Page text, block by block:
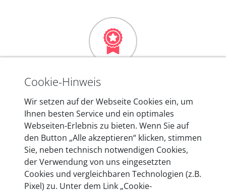
Mehr als 10 Jahre Erfahrung
In den Kfz-Diagnosegeräten von autoaid stecken
mehr als 10 Jahre Erfahrung, und auch in Zukunft
entwickeln wir unsere Produkte am Standort in
Berlin laufend weiter. Auf diese Qualität vertrauen
heute mehr als 60.000 Privatkunden und
Unternehmen.
Cookie-Hinweis
Wir setzen auf der Webseite Cookies ein, um
Ihnen besten Service und ein optimales
Webseiten-Erlebnis zu bieten. Wenn Sie auf
den Button „Alle akzeptieren“ klicken, stimmen
Sie, neben technisch notwendigen Cookies,
der Verwendung von uns eingesetzten
Cookies und vergleichbaren Technologien (z.B.
Pixel) zu. Unter dem Link „Cookie-